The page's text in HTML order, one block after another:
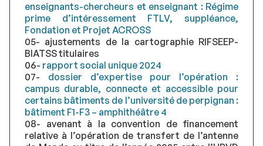
enseignants-chercheurs et enseignant : Régime
prime d’intéressement FTLV, suppléance,
Fondation et Projet ACROSS
05- ajustements de la cartographie RIFSEEP-
BIATSS titulaires
06- rapport social unique 2024
07- dossier d’expertise pour l’opération :
campus durable, connecte et accessible pour
certains bâtiments de l’université de perpignan :
bâtiment F1-F3 – amphithéâtre 4
08- avenant à la convention de financement
relative à l’opération de transfert de l’antenne